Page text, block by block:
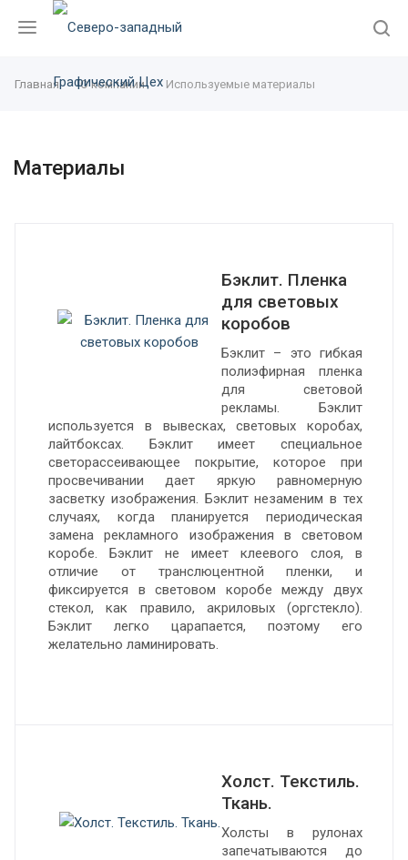
Главная О компании Используемые материалы
Материалы
Бэклит. Пленка
для световых
коробов
Бэклит – это гибкая
полиэфирная пленка
для световой
рекламы. Бэклит
используется в вывесках, световых коробах,
лайтбоксах. Бэклит имеет специальное
светорассеивающее покрытие, которое при
просвечивании дает яркую равномерную
засветку изображения. Бэклит незаменим в тех
случаях, когда планируется периодическая
замена рекламного изображения в световом
коробе. Бэклит не имеет клеевого слоя, в
отличие от транслюцентной пленки, и
фиксируется в световом коробе между двух
стекол, как правило, акриловых (оргстекло).
Бэклит легко царапается, поэтому его
желательно ламинировать.
Холст. Текстиль.
Ткань.
Холсты в рулонах
запечатываются до